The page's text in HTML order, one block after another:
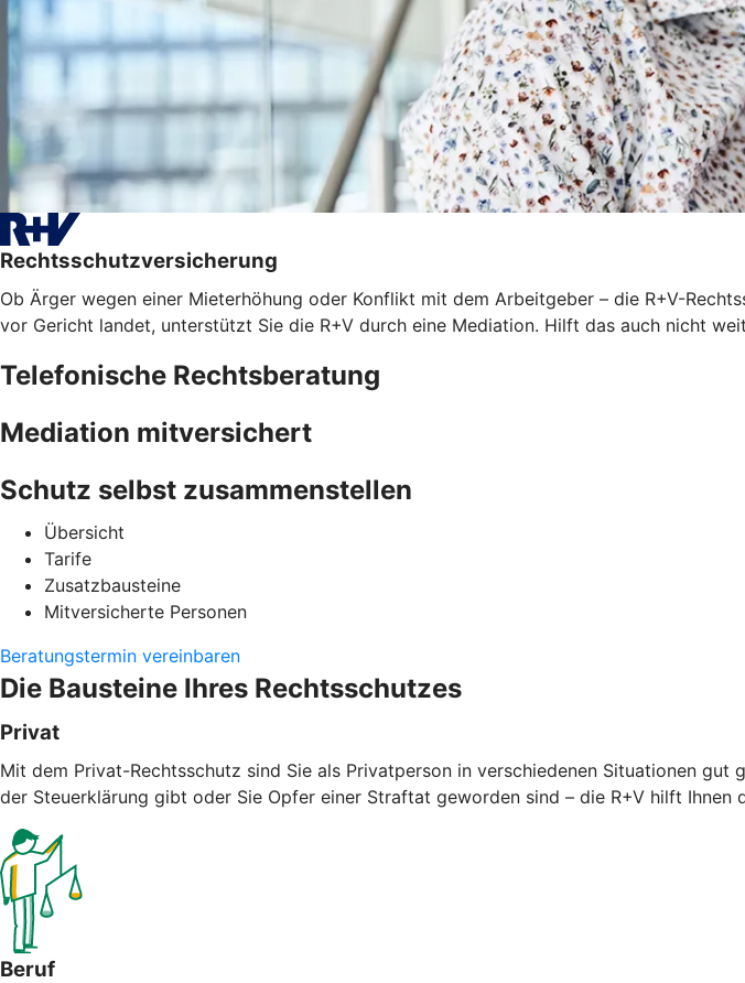
Rechtsschutzversicherung
Ob Ärger wegen einer Mieterhöhung oder Konflikt mit dem Arbeitgeber – die R+V-
vor Gericht landet, unterstützt Sie die R+V durch eine Mediation. Hilft das auch nicht
Telefonische Rechtsberatung
Mediation mitversichert
Schutz selbst zusammenstellen
Übersicht
Tarife
Zusatzbausteine
Mitversicherte Personen
Beratungstermin vereinbaren
Die Bausteine Ihres Rechtsschutzes
Privat
Mit dem Privat-Rechtsschutz sind Sie als Privatperson in verschiedenen Situationen
der Steuerklärung gibt oder Sie Opfer einer Straftat geworden sind – die R+V hilft Ihnen
Beruf